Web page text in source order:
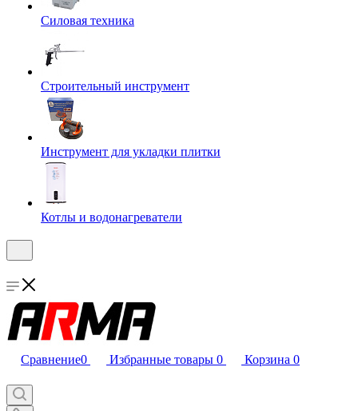
Силовая техника
Строительный инструмент
Инструмент для укладки плитки
Котлы и водонагреватели
Сравнение0 Избранные товары 0 Корзина 0